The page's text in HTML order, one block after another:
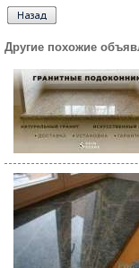
Другие похожие